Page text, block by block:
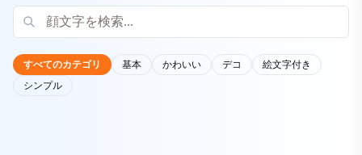
すべてのカテゴリ 基本 かわいい デコ
絵文字付き
シンプル